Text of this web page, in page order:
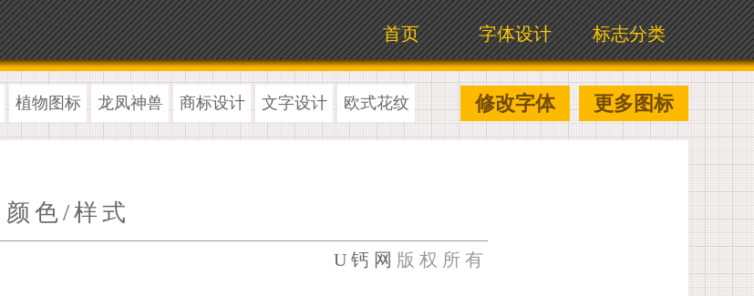
标志分类
字体设计
首页
植物图标 龙凤神兽 商标设计 文字设计 欧式花纹 更多图标
修改字体
颜色/样式
U钙网 版权所有